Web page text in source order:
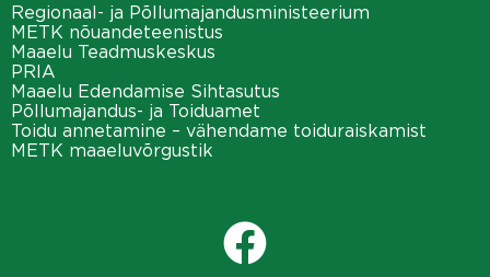
Regionaal- ja Põllumajandusministeerium
METK nõuandeteenistus
Maaelu Teadmuskeskus
PRIA
Maaelu Edendamise Sihtasutus
Põllumajandus- ja Toiduamet
Toidu annetamine – vähendame toiduraiskamist
METK maaeluvõrgustik